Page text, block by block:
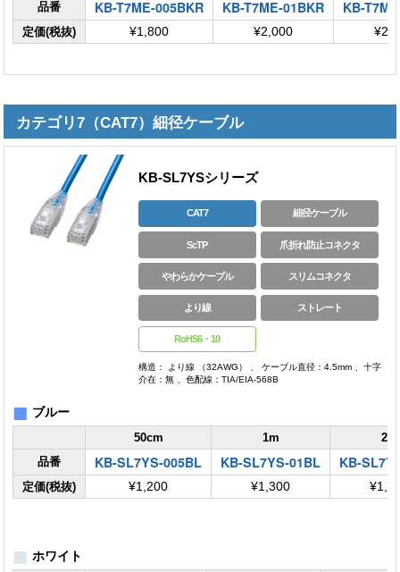
品番 KB-T7ME-005BKR KB-T7ME-01BKR KB-
定価(税抜) ¥1,800 ¥2,000
カテゴリ7（CAT7）細径ケーブル
KB-SL7YSシリーズ
CAT7 細径ケーブル
ScTP 爪折れ防止コネクタ
やわらかケーブル スリムコネクタ
より線 ストレート
RoHS6・10
構造： より線 （32AWG） 、 ケーブル直径：4.5mm 、十字
介在：無 、色配線：TIA/EIA-568B
■ ブルー
50cm 1m
2m
品番
KB-SL7YS-005BL KB-SL7YS-01BL KB-
定価(税抜) ¥1,200 ¥1,300
■ ホワイト